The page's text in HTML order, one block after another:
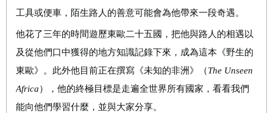
工具或便車，陌生路人的善意可能會為他帶來一段奇遇。
他花了三年的時間遊歷東歐二十五國，把他與路人的相遇以
及從他們口中獲得的地方知識記錄下來，成為這本《野生的
東歐》。此外他目前正在撰寫《未知的非洲》（The Unseen
Africa），他的終極目標是走遍全世界所有國家，看看我們
能向他們學習什麼，並與大家分享。